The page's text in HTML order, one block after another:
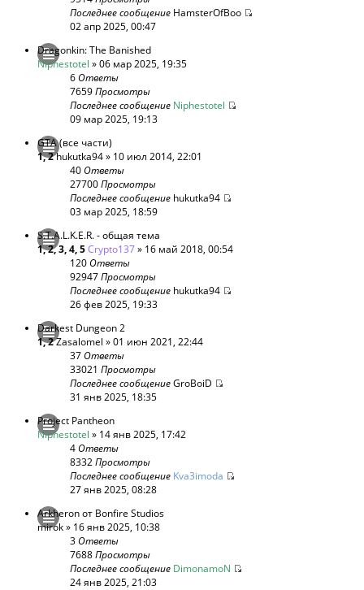
Последнее сообщение HamsterOfBoo
02 апр 2025, 00:47
Dragonkin: The Banished
Niphestotel » 06 мар 2025, 19:35
6Ответы
7659Просмотры
Последнее сообщение Niphestotel
09 мар 2025, 19:13
GTA (все части)
1,2hukutka94» 10 июл 2014, 22:01
40Ответы
27700Просмотры
Последнее сообщение hukutka94
03 мар 2025, 18:59
S.T.A.L.K.E.R. - общая тема
1,2,3,4,5Crypto137» 16 май 2018, 00:54
120Ответы
92947Просмотры
Последнее сообщение hukutka94
26 фев 2025, 19:33
Darkest Dungeon 2
1,2Zasalomel » 01 июн 2021, 22:44
37Ответы
33021 Просмотры
Последнее сообщениеGroBoiD
31 янв 2025, 18:35
Project Pantheon
Niphestotel » 14 янв 2025, 17:42
4Ответы
8332Просмотры
Последнее сообщение Kva3imoda
27 янв 2025, 08:28
Arkheron от Bonfire Studios
mirok» 16 янв 2025, 10:38
3Ответы
7688Просмотры
Последнее сообщение DimonamoN
24 янв 2025, 21:03